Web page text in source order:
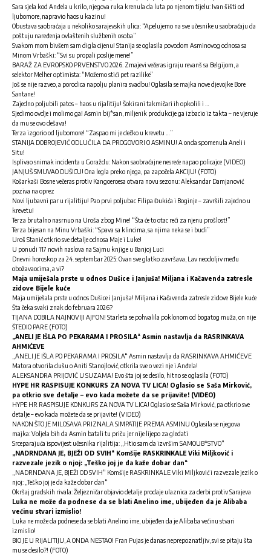
Sara sjela kod Anđela u krilo, njegova ruka krenula da luta po njenom tijelu: Ivan šišti od
ljubomore, napravio haos u kazinu!
Obustava saobraćaja u nekoliko sarajevskih ulica: “Apelujemo na sve učesnike u saobraćaju da
poštuju naređenja ovlaštenih službenih osoba”
Svakom mom bivšem sam digla cijenu! Stanija se oglasila povodom Asminovog odnosa sa
Minom Vrbaški: “Svi su propali poslije mene!”
BARAŽ ZA EVROPSKO PRVENSTVO 2026. Zmajevi večeras igraju revanš sa Belgijom, a
selektor Melher optimista: “Možemo stići pet razilike”
Još se nije razveo, a porodica napolju planira svadbu! Oglasila se majka nove djevojke Bore
Santane!
Zajedno poljubili patos – haos u rijalitiju! Šokirani takmičari ih opkolili i …
Sjedimo ovdje i molimo ga! Asmin bij*san, miljenik produkcije ga izbacio iz takta – ne vjeruje
da mu se ovo dešava!
Terza izgorio od ljubomore! “Zaspao mi je dečko u krevetu …”
STANIJA DOBROJEVIĆ ODLUČILA DA PROGOVORI O ASMINU! A onda spomenula Aneli i
Situ!
Isplivao snimak incidenta u Goraždu: Nakon saobraćajne nesreće napao policajce (VIDEO)
JANJUŠ SMUVAO DUŠICU! Ona legla preko njega, pa započela AKCIJU! (FOTO)
Košarkaši Bosne večeras protiv Kangoeroesa otvara novu sezonu: Aleksandar Damjanović
poziva na oprez
Novi ljubavni par u rijalitiju! Pao prvi poljubac Filipa Đukića i Boginje – završili zajedno u
krevetu!
Terza brutalno nasrnuo na Uroša zbog Mine! “Šta će to otac reći za njenu prošlost!”
Terza bijesan na Minu Vrbaški: “Spava sa klincima, sa njima neka se i budi”
Uroš Stanić otkrio sve detalje odnosa Maje i Luke!
U ponudi 117 novih naslova na Sajmu knjige u Banjoj Luci
Dnevni horoskop za 24. septembar 2025: Ovan sve glatko završava, Lav neodoljiv među
obožavaocima, a vi?
Maja umiješala prste u odnos Dušice i Janjuša! Miljana i Kačavenda zatresle
zidove Bijele kuće
Maja umiješala prste u odnos Dušice i Janjuša! Miljana i Kačavenda zatresle zidove Bijele kuće
Šta čeka svaki znak do februara 2026?
TIJANA DOBILA NAJNOVIJI AJFON! Starleta se pohvalila poklonom od bogatog muža, on nije
ŠTEDIO PARE (FOTO)
„ANELI JE IŠLA PO PEKARAMA I PROSILA“ Asmin nastavlja da RASRINKAVA
AHMIĆEVE
„ANELI JE IŠLA PO PEKARAMA I PROSILA“ Asmin nastavlja da RASRINKAVA AHMIĆEVE
Matora otvorila dušu o Aniti Stanojlović, otkrila sve o vezi nje i Anđela!
ALEKSANDRA PRIJOVIĆ U SUZAMA! Evo šta joj se desilo, hitno se oglasila (FOTO)
HYPE HR RASPISUJE KONKURS ZA NOVA TV LICA! Oglasio se Saša Mirković,
pa otkrio sve detalje – evo kada možete da se prijavite! (VIDEO)
HYPE HR RASPISUJE KONKURS ZA NOVA TV LICA! Oglasio se Saša Mirković, pa otkrio sve
detalje – evo kada možete da se prijavite! (VIDEO)
NAKON ŠTO JE MILOSAVA PRIZNALA SIMPATIJE PREMA ASMINU Oglasila se njegova
majka: Voljela bih da Asmin batali tu priču jer nije lijepo za gledati
Srceparajuća ispovijest učesnika rijalitija: „Htio sam da izvršim SAMOUB*STVO“
„NADRNDANA JE, BJEŽI OD SVIH“ Komšije RASKRINKALE Viki Miljković i
razvezale jezik o njoj: „Teško joj je da kaže dobar dan“
„NADRNDANA JE, BJEŽI OD SVIH“ Komšije RASKRINKALE Viki Miljković i razvezale jezik o
njoj: „Teško joj je da kaže dobar dan“
Okršaj gradskih rivala: Željezničar objavio detalje prodaje ulaznica za derbi protiv Sarajeva
Luka ne može da podnese da se blati Anelino ime, ubijeđen da je Alibaba
većinu stvari izmislio!
Luka ne može da podnese da se blati Anelino ime, ubijeđen da je Alibaba većinu stvari
izmislio!
BIO JE U RIJALITIJU, A ONDA NESTAO! Fran Pujas je danas neprepoznatljiv, svi se pitaju šta
mu se desilo?! (FOTO)